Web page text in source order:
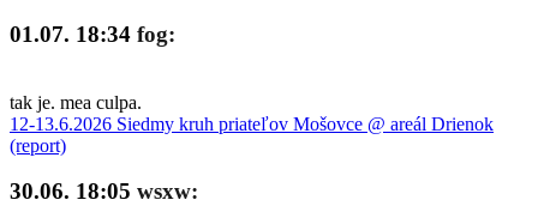
01.07. 18:34 fog:
tak je. mea culpa.
12-13.6.2026 Siedmy kruh priateľov Mošovce @ areál Drienok
(report)
30.06. 18:05 wsxw: